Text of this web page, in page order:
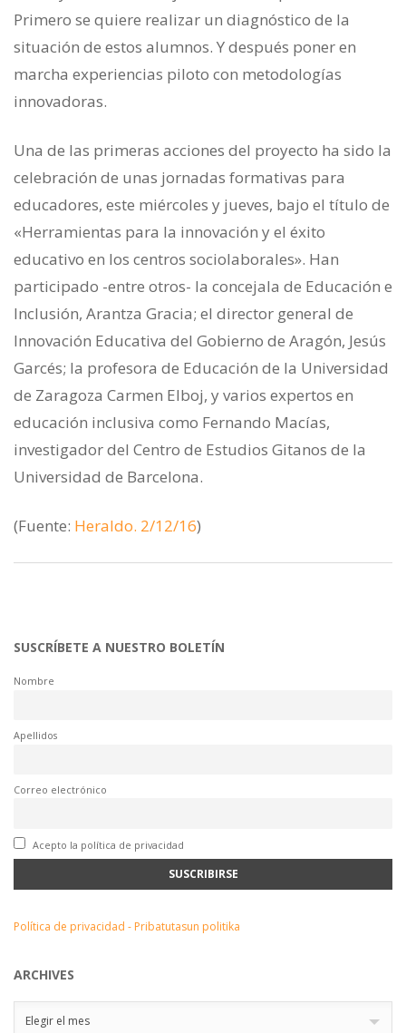
Primero se quiere realizar un diagnóstico de la
situación de estos alumnos. Y después poner en
marcha experiencias piloto con metodologías
innovadoras.
Una de las primeras acciones del proyecto ha sido la
celebración de unas jornadas formativas para
educadores, este miércoles y jueves, bajo el título de
«Herramientas para la innovación y el éxito
educativo en los centros sociolaborales». Han
participado -entre otros- la concejala de Educación e
Inclusión, Arantza Gracia; el director general de
Innovación Educativa del Gobierno de Aragón, Jesús
Garcés; la profesora de Educación de la Universidad
de Zaragoza Carmen Elboj, y varios expertos en
educación inclusiva como Fernando Macías,
investigador del Centro de Estudios Gitanos de la
Universidad de Barcelona.
(Fuente: Heraldo. 2/12/16)
SUSCRÍBETE A NUESTRO BOLETÍN
Nombre
Apellidos
Correo electrónico
Acepto la política de privacidad
Política de privacidad - Pribatutasun politika
ARCHIVES
Elegir el mes